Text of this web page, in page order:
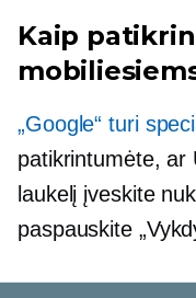
Kaip
„Google“ turi
patikrintumėte, ar
laukelį įveskite
paspauskite